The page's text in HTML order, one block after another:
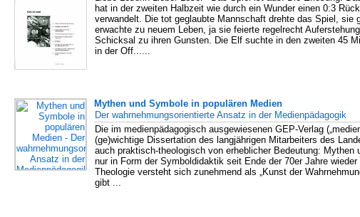
hat in der zweiten Halbzeit wie durch ein Wunder einen 0:3
verwandelt. Die tot geglaubte Mannschaft drehte das Spiel, sie
erwachte zu neuem Leben, ja sie feierte regelrecht
Schicksal zu ihren Gunsten. Die Elf suchte in den zweiten 45
in der Off......
Mythen und Symbole in populären Medien
Der wahrnehmungsorientierte Ansatz in der Medienpädagogik
Die im medienpädagogisch ausgewiesenen GEP-Verlag
(ge)wichtige Dissertation des langjährigen Mitarbeiters des
auch praktisch-theologisch von erheblicher Bedeutung: Mythen
nur in Form der Symboldidaktik seit Ende der 70er Jahre
Theologie versteht sich zunehmend als „Kunst der
gibt ...